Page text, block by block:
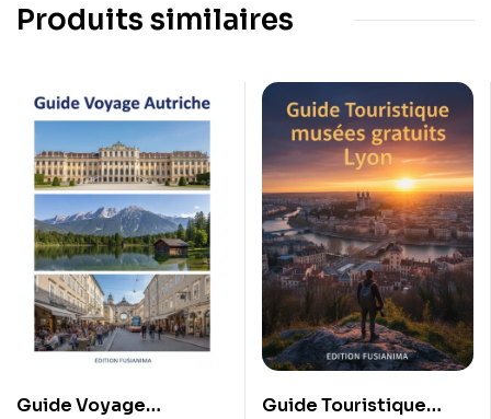
Produits similaires
Guide Voyage
Guide Touristique